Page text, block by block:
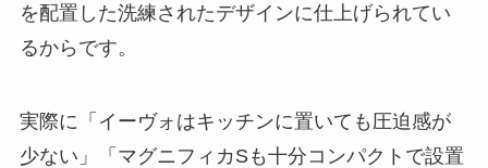
を配置した洗練されたデザインに仕上げられてい
るからです。
実際に「イーヴォはキッチンに置いても圧迫感が
少ない」「マグニフィカSも十分コンパクトで設置